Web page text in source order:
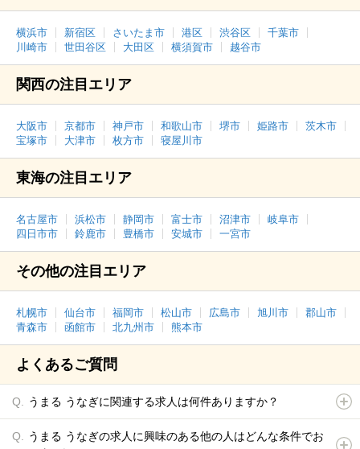
横浜市 新宿区 さいたま市 港区 渋谷区
千葉市
川崎市
世田谷区 大田区 横須賀市 越谷市
関西の注目エリア
大阪市 京都市 神戸市 和歌山市 堺市 姫路市
茨木市
宝塚市
大津市 枚方市 寝屋川市
東海の注目エリア
名古屋市 浜松市 静岡市 富士市 沼津市
岐阜市
四日市市
鈴鹿市 豊橋市 安城市 一宮市
その他の注目エリア
札幌市 仙台市 福岡市 松山市 広島市 旭川市
郡山市
青森市
函館市 北九州市 熊本市
よくあるご質問
うまる うなぎに関連する求人は何件ありますか？
うまる うなぎの求人に興味のある他の人はどんな条件でお